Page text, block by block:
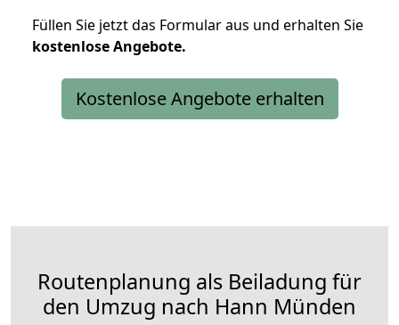
Füllen Sie jetzt das Formular aus und erhalten Sie
kostenloseAngebote.
Kostenlose Angebote erhalten
Routenplanung als Beiladung für
den Umzug nach Hann Münden